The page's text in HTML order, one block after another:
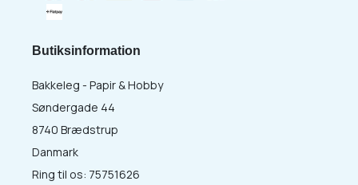
Butiksinformation
Bakkeleg - Papir & Hobby
Søndergade 44
8740 Brædstrup
Danmark
Ring til os: 75751626